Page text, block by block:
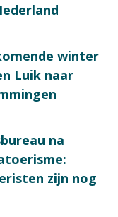
winter
Luik naar
na
zijn nog